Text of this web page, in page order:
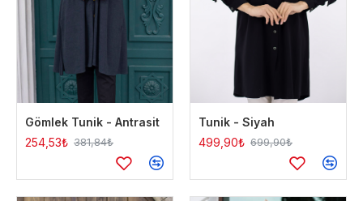
Gömlek Tunik - Antrasit
254,53₺ 381,84₺
Tunik - Siyah
499,90₺ 699,90₺